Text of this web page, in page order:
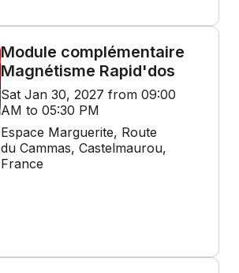
Module complémentaire
Magnétisme Rapid'dos
Sat Jan 30, 2027 from 09:00
AM to 05:30 PM
Espace Marguerite, Route
du Cammas, Castelmaurou,
France